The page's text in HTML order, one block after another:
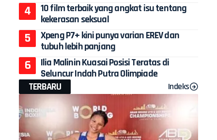
10 film terbaik yang angkat isu tentang
kekerasan seksual
Xpeng P7+ kini punya varian EREV dan
tubuh lebih panjang
Ilia Malinin Kuasai Posisi Teratas di
Seluncur Indah Putra Olimpiade
TERBARU
Indeks